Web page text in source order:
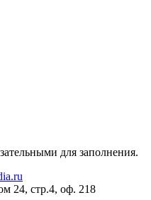
для заполнения.
24, стр.4, оф. 218